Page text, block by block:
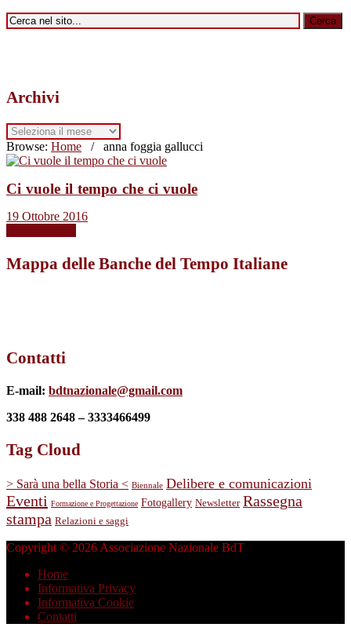
Archivi
Archivi
Browse: Home / anna foggia gallucci
Ci vuole il tempo che ci vuole
19 Ottobre 2016
Mappa delle Banche del Tempo Italiane
Contatti
E-mail: bdtnazionale@gmail.com
338 488 2648 – 3333466499
Tag Cloud
> Sarà una bella Storia < Biennale Delibere e comunicazioni
Eventi Formazione e Progettazione Fotogallery Newsletter Rassegna
stampa Relazioni e saggi
Copyright © 2026 Associazione Nazionale BdT
Home
Informativa Privacy
Informativa Cookie
Contatti